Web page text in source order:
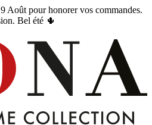
Août pour honorer vos commandes.
Bel été 🌵